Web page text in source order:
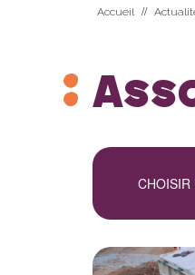
Accueil //
CHOISIR